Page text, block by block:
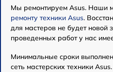
Мы ремонтируем Asus. Наши
ремонту техники Asus.
для мастеров не будет новой
проведенных работ у нас
Минимальные сроки
сеть мастерских техники